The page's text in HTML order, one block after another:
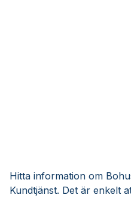
Hitta information om
Kundtjänst. Det är enkelt